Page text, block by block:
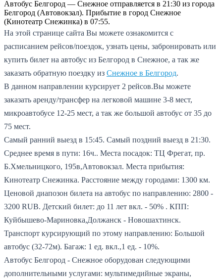
Автобус Белгород — Снежное отправляется в 21:30 из города
Белгород (Автовокзал). Прибытие в город Снежное
(Кинотеатр Снежинка) в 07:55.
На этой странице сайта Вы можете ознакомится с
расписанием рейсов/поездок, узнать цены, забронировать или
купить билет на автобус из Белгород в Снежное, а так же
заказать обратную поездку из Снежное в Белгород.
В данном направлении курсирует 2 рейсов.Вы можете
заказать аренду/трансфер на легковой машине 3-8 мест,
микроавтобусе 12-25 мест, а так же большой автобус от 35 до
75 мест.
Самый ранний выезд в 15:45. Самый поздний выезд в 21:30.
Среднее время в пути: 16ч.. Места посадок: ТЦ Фрегат, пр.
Б.Хмельницкого, 195в,Автовокзал. Места прибытия:
Кинотеатр Снежинка. Расстояние между городами: 1300 км.
Ценовой диапозон билета на автобус по направлению: 2800 -
3200 RUB. Детский билет: до 11 лет вкл. - 50% . КПП:
Куйбышево-Мариновка,Должанск - Новошахтинск.
Транспорт курсирующий по этому направлению: Большой
автобус (32-72м). Багаж: 1 ед. вкл.,1 ед. - 10%.
Автобус Белгород - Снежное оборудован следующими
дополнительными услугами: мультимедийные экраны,